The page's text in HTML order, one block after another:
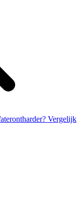
Vergelijk